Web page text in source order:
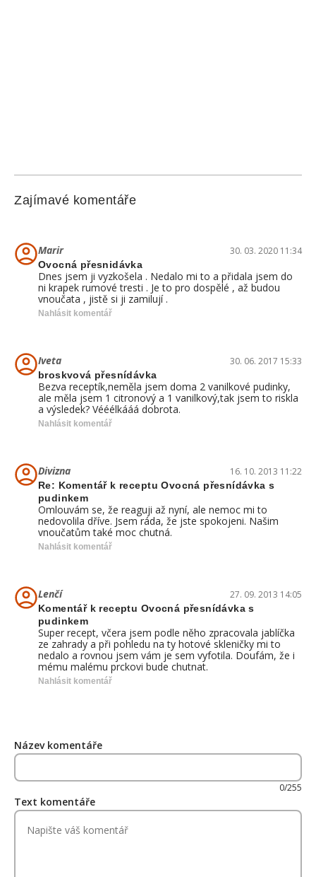
Zajímavé komentáře
Marir 30. 03. 2020 11:34
Ovocná přesnidávka
Dnes jsem ji vyzkošela . Nedalo mi to a přidala jsem do
ni krapek rumové tresti . Je to pro dospělé , až budou
vnoučata , jistě si ji zamilují .
Nahlásit komentář
Iveta 30. 06. 2017 15:33
broskvová přesnídávka
Bezva receptík,neměla jsem doma 2 vanilkové pudinky,
ale měla jsem 1 citronový a 1 vanilkový,tak jsem to riskla
a výsledek? Vééélkááá dobrota.
Nahlásit komentář
Divizna 16. 10. 2013 11:22
Re: Komentář k receptu Ovocná přesnídávka s
pudinkem
Omlouvám se, že reaguji až nyní, ale nemoc mi to
nedovolila dříve. Jsem ráda, že jste spokojeni. Našim
vnoučatům také moc chutná.
Nahlásit komentář
Lenčí 27. 09. 2013 14:05
Komentář k receptu Ovocná přesnídávka s
pudinkem
Super recept, včera jsem podle něho zpracovala jablíčka
ze zahrady a při pohledu na ty hotové skleničky mi to
nedalo a rovnou jsem vám je sem vyfotila. Doufám, že i
mému malému prckovi bude chutnat.
Nahlásit komentář
Název komentáře
0/255
Text komentáře